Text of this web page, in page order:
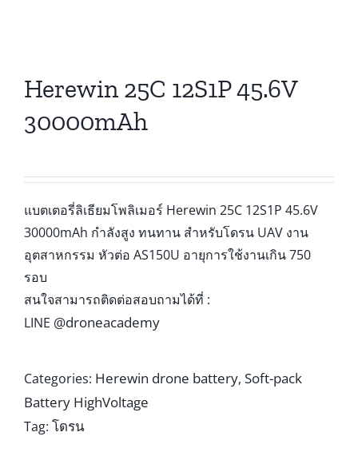
Herewin 25C 12S1P 45.6V
30000mAh
แบตเตอรี่ลิเธียมโพลิเมอร์ Herewin 25C 12S1P 45.6V
30000mAh กำลังสูง ทนทาน สำหรับโดรน UAV งาน
อุตสาหกรรม หัวต่อ AS150U อายุการใช้งานเกิน 750
รอบ
สนใจสามารถติดต่อสอบถามได้ที่ :
LINE @droneacademy
Categories: Herewin drone battery, Soft-pack
Battery HighVoltage
Tag: โดรน